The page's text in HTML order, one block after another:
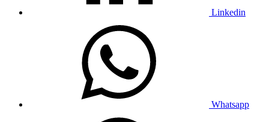
Linkedin
Whatsapp